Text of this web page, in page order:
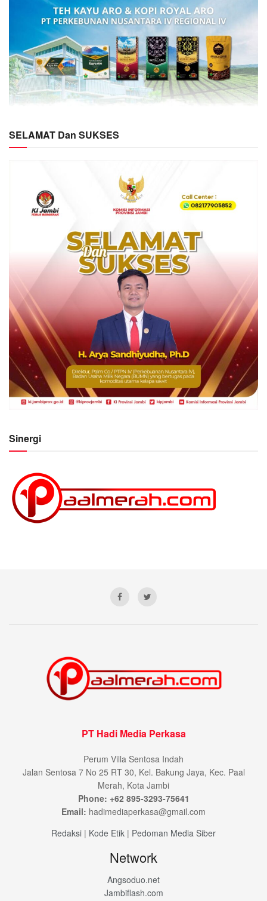
SELAMAT Dan SUKSES
Sinergi
PT Hadi Media Perkasa
Perum Villa Sentosa Indah
Jalan Sentosa 7 No 25 RT 30, Kel. Bakung Jaya, Kec. Paal
Merah, Kota Jambi
Phone: +62 895-3293-75641
Email: hadimediaperkasa@gmail.com
Redaksi | Kode Etik | Pedoman Media Siber
Network
Angsoduo.net
Jambiflash.com